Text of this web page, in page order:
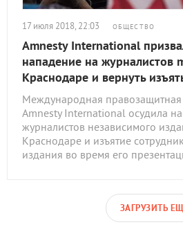
17 июля 2018, 22:03 ОБЩЕСТВО
Amnesty International
нападение на журналистов
Краснодаре и вернуть
Международная правозащитная
Amnesty International осудила
журналистов независимого
Краснодаре и изъятие
издания во время его
ЗАГРУЗИТЬ